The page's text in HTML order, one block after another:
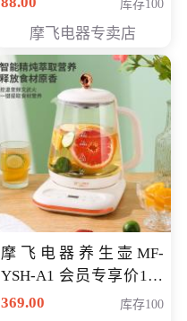
库存100
摩飞电器专卖店
摩飞电器养生壶MF-
YSH-A1 会员专享价198
元
369.00 库存100